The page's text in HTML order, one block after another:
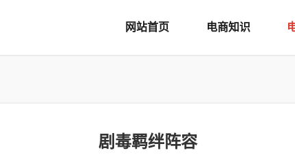
网站首页 电商知识
剧毒羁绊阵容